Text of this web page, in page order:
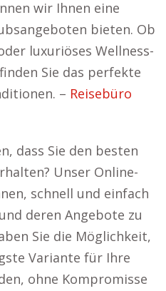
wir Ihnen eine
bieten. Ob
luxuriöses Wellness-
Sie das perfekte
– Reisebüro
dass Sie den besten
Unser Online-
schnell und einfach
deren Angebote zu
Sie die Möglichkeit,
Variante für Ihre
ohne Kompromisse